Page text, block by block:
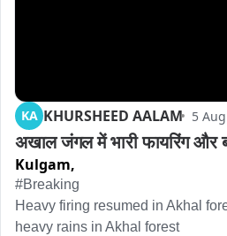
KA KHURSHEED AALAM 5
अखाल जंगल में भारी फायरिंग और
Kulgam,
#Breaking
Heavy firing resumed in Akhal
heavy rains in Akhal forest